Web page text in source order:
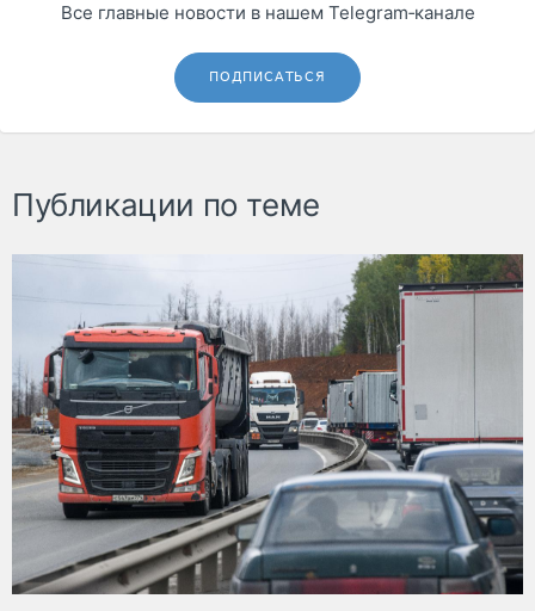
Все главные новости в нашем Telegram‑канале
ПОДПИСАТЬСЯ
Публикации по теме